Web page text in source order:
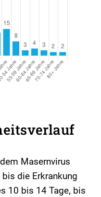
Masernvirus
die Erkrankung
10 bis 14 Tage, bis